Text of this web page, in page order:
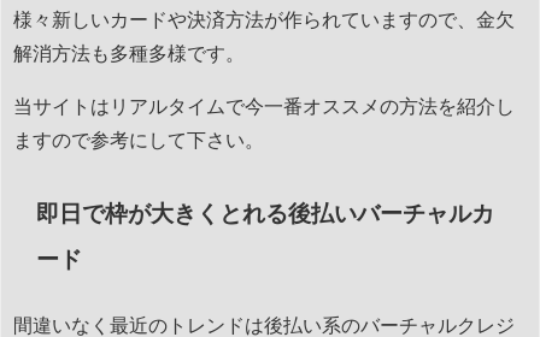
様々新しいカードや決済方法が作られていますので、金欠
解消方法も多種多様です。
当サイトはリアルタイムで今一番オススメの方法を紹介し
ますので参考にして下さい。
即日で枠が大きくとれる後払いバーチャルカ
ード
間違いなく最近のトレンドは後払い系のバーチャルクレジ